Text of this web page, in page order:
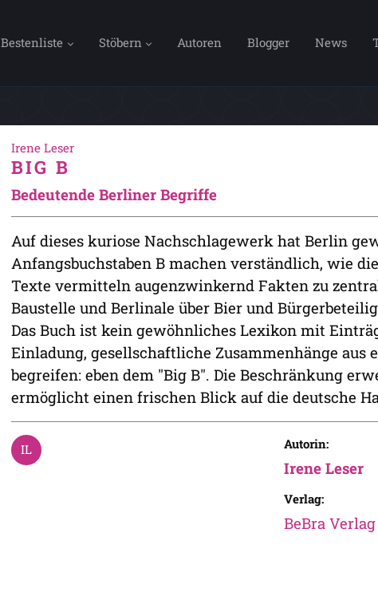
Bestenliste Stöbern Autoren Blogger News
Irene Leser
BIG B
Bedeutende Berliner Begriffe
Auf dieses kuriose Nachschlagewerk hat Berlin
Anfangsbuchstaben B machen verständlich, wie
Texte vermitteln augenzwinkernd Fakten zu
Baustelle und Berlinale über Bier und
Das Buch ist kein gewöhnliches Lexikon mit
Einladung, gesellschaftliche Zusammenhänge aus
begreifen: eben dem "Big B". Die Beschränkung
ermöglicht einen frischen Blick auf die deutsche
Autorin:
Irene Leser
Verlag:
BeBra Verlag